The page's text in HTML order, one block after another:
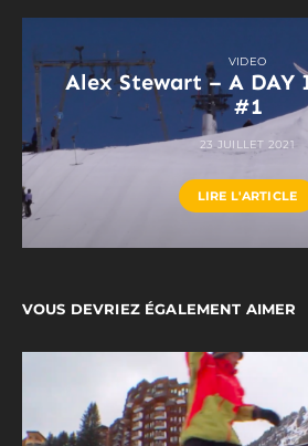
VIDEO
Alex Stewart – A DAY
#1
23 JUILLET 2021
LIRE L'ARTICLE
VOUS DEVRIEZ ÉGALEMENT AIMER